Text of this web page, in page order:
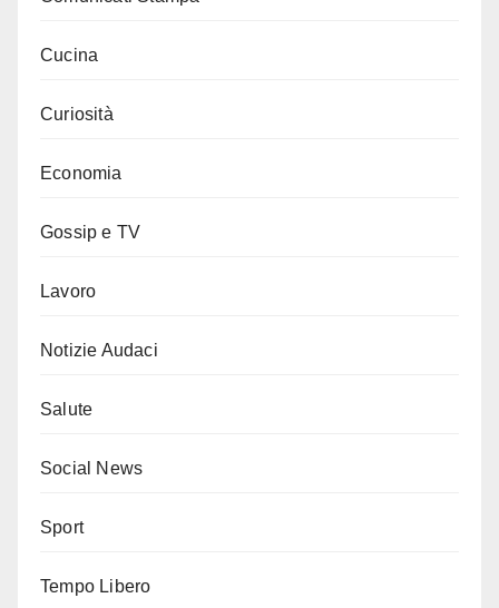
Cucina
Curiosità
Economia
Gossip e TV
Lavoro
Notizie Audaci
Salute
Social News
Sport
Tempo Libero